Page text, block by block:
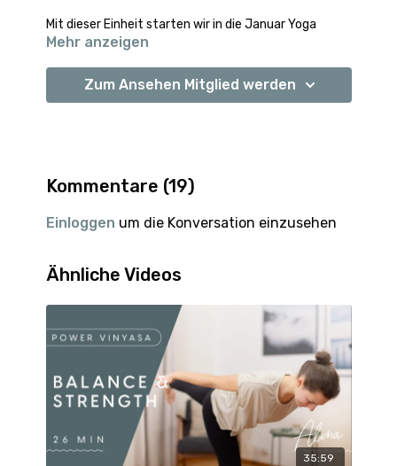
Mit dieser Einheit starten wir in die Januar Yoga
Journey 2025. Mit einem sanften und gleichzeitig
Grundstein für unsere Journey setzen. Freu dich
auch auf inspirierende Intentionen, die dich durch die
Mehr anzeigen
Zum Ansehen Mitglied werden
Kommentare (19)
Einloggen um die Konversation einzusehen
Ähnliche Videos
35:59